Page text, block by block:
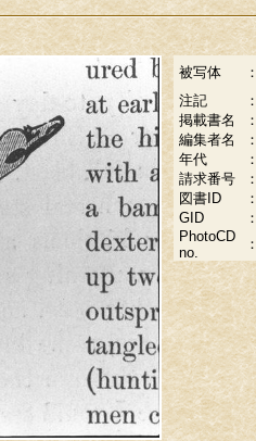
被写体 ：
注記
：
掲載書名
：
編集者名
：
年代
：
請求番号
：
図書ID
：
GID
：
PhotoCD
no.
：